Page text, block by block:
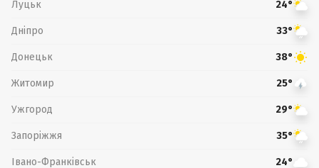
Луцьк 24°
Дніпро 33°
Донецьк 38°
Житомир 25°
Ужгород 29°
Запоріжжя 35°
Івано-Франківськ 24°